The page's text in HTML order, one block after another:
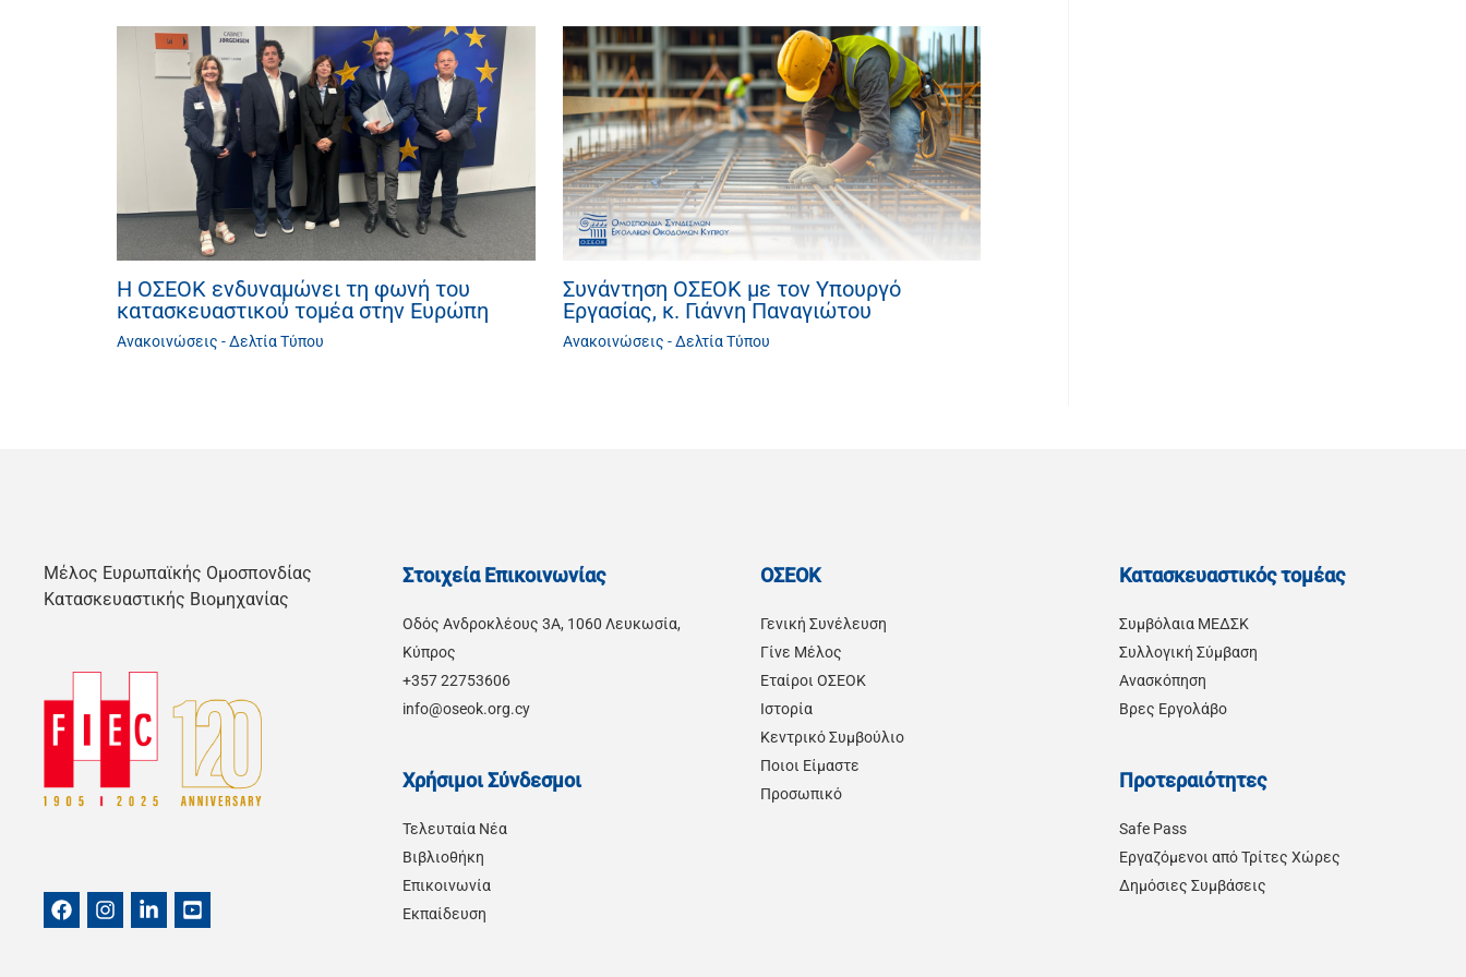
Η ΟΣΕΟΚ ενδυναμώνει τη φωνή του
κατασκευαστικού τομέα στην Ευρώπη
Ανακοινώσεις - Δελτία Τύπου
Συνάντηση ΟΣΕΟΚ με τον Υπουργό
Εργασίας, κ. Γιάννη Παναγιώτου
Ανακοινώσεις - Δελτία Τύπου
Μέλος Ευρωπαϊκής Ομοσπονδίας
Κατασκευαστικής Βιομηχανίας
Στοιχεία Επικοινωνίας
Οδός Ανδροκλέους 3Α, 1060 Λευκωσία,
Kύπρος
+357 22753606
info@oseok.org.cy
Χρήσιμοι Σύνδεσμοι
Τελευταία Νέα
Βιβλιοθήκη
Επικοινωνία
Εκπαίδευση
ΟΣΕΟΚ
Γενική Συνέλευση
Γίνε Μέλος
Εταίροι ΟΣΕΟΚ
Ιστορία
Κεντρικό Συμβούλιο
Ποιοι Είμαστε
Προσωπικό
Κατασκευαστικός τομέας
Συμβόλαια ΜΕΔΣΚ
Συλλογική Σύμβαση
Ανασκόπηση
Βρες Εργολάβο
Προτεραιότητες
Safe Pass
Εργαζόμενοι από Τρίτες Χώρες
Δημόσιες Συμβάσεις